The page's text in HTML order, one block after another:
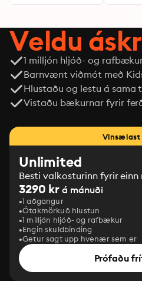
Veldu
1 milljón hljóð- og
Barnvænt viðmót með
Hlustaðu og lestu á sama
Vistaðu bækurnar fyrir
Vinsælast
Unlimited
Besti valkosturinn fyrir
3290 kr á mánuði
1 aðgangur
Ótakmörkuð hlustun
1 milljón hljóð- og rafbækur
Engin skuldbinding
Getur sagt upp hvenær sem er
Prófaðu